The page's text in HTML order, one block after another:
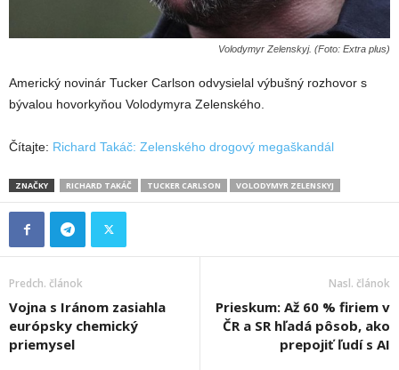
Volodymyr Zelenskyj. (Foto: Extra plus)
Americký novinár Tucker Carlson odvysielal výbušný rozhovor s
bývalou hovorkyňou Volodymyra Zelenského.
Čítajte: Richard Takáč: Zelenského drogový megaškandál
ZNAČKY RICHARD TAKÁČ TUCKER CARLSON VOLODYMYR ZELENSKYJ
Predch. článok
Vojna s Iránom zasiahla
európsky chemický
priemysel
Nasl. článok
Prieskum: Až 60 % firiem v
ČR a SR hľadá pôsob, ako
prepojiť ľudí s AI